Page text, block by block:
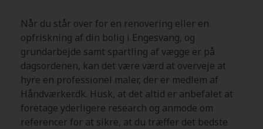
Når du står over for en renovering eller en
opfriskning af din bolig i Engesvang, og
grundarbejde samt spartling af vægge er på
dagsordenen, kan det være værd at overveje at
hyre en professionel maler, der er medlem af
Håndværker.dk. Husk, at det altid er anbefalet at
foretage yderligere research og anmode om
referencer for at sikre, at du træffer det bedste